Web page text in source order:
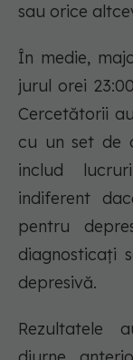
sau orice
În medie,
jurul orei
Cercetătorii
cu un set de
includ
indiferent
pentru
diagnosticați
depresivă.
Rezultatele